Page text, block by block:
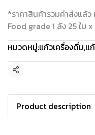
*ราคาสินค้ารวมค่าส่งแล้
Food grade 1 ลัง 25 ใบ
หมวดหมู่:แก้วเครื่องดื่ม,แ
แชร์
Product description